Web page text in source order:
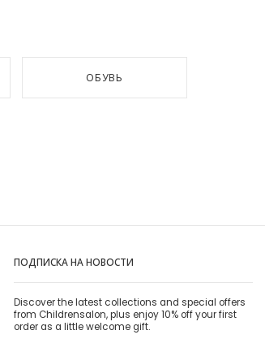
ОБУВЬ
ПОДПИСКА НА НОВОСТИ
Discover the latest collections and special offers
from Childrensalon, plus enjoy 10% off your first
order as a little welcome gift.